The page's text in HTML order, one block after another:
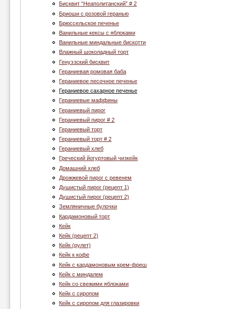
Бисквит “Неаполитанский” # 2
Бриоши с розовой геранью
Брюссельское печенье
Ванильные кексы с яблоками
Ванильные миндальные бискотти
Влажный шоколадный торт
Генуэзский бисквит
Гераниевая ромовая баба
Гераниевое песочное печенье
Гераниевое сахарное печенье
Гераниевые маффины
Гераниевый пирог
Гераниевый пирог # 2
Гераниевый торт
Гераниевый торт # 2
Гераниевый хлеб
Греческий йогуртовый чизкейк
Домашний хлеб
Дрожжевой пирог с ревенем
Душистый пирог (рецепт 1)
Душистый пирог (рецепт 2)
Земляничные булочки
Кардамоновый торт
Кейк
Кейк (рецепт 2)
Кейк (рулет)
Кейк к кофе
Кейк с кардамоновым крем-фреш
Кейк с миндалем
Кейк со свежими яблоками
Кейк с сиропом
Кейк с сиропом для глазировки